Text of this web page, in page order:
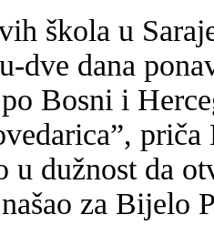
škola u
dve dana
Bosni i
u dužnost da
za Bijelo